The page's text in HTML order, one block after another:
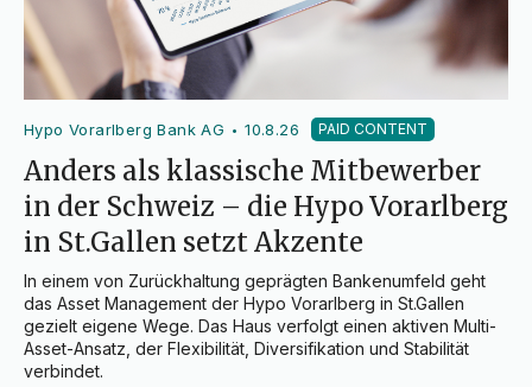
Hypo Vorarlberg Bank AG •10.8.26 PAID CONTENT
Anders als klassische Mitbewerber
in der Schweiz – die Hypo Vorarlberg
in St.Gallen setzt Akzente
In einem von Zurückhaltung geprägten Bankenumfeld geht
das Asset Management der Hypo Vorarlberg in St.Gallen
gezielt eigene Wege. Das Haus verfolgt einen aktiven Multi-
Asset-Ansatz, der Flexibilität, Diversifikation und Stabilität
verbindet.